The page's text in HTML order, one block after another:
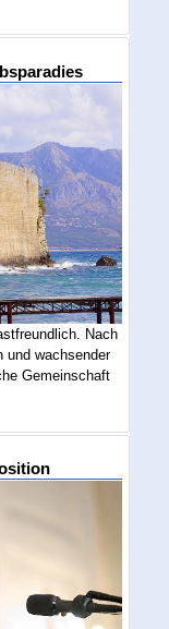
Nach
und wachsender
Gemeinschaft